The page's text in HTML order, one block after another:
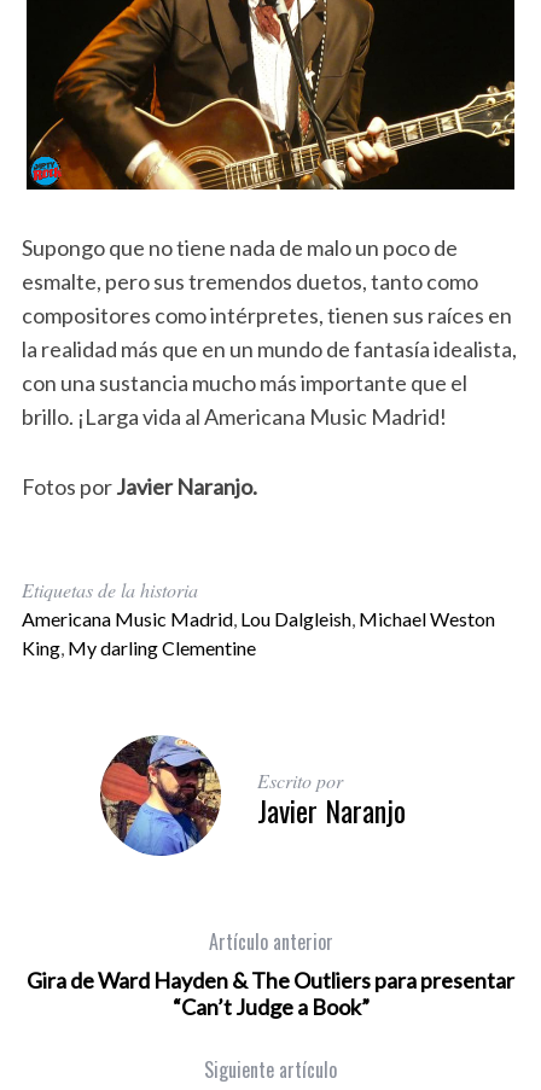
Supongo que no tiene nada de malo un poco de
esmalte, pero sus tremendos duetos, tanto como
compositores como intérpretes, tienen sus raíces en
la realidad más que en un mundo de fantasía idealista,
con una sustancia mucho más importante que el
brillo. ¡Larga vida al Americana Music Madrid!
Fotos porJavier Naranjo.
Etiquetas de la historia
Americana Music Madrid, Lou Dalgleish, Michael Weston
King, My darling Clementine
Escrito por
Javier Naranjo
Artículo anterior
Gira de Ward Hayden & The Outliers para presentar
“Can’t Judge a Book”
Siguiente artículo